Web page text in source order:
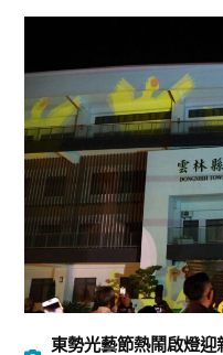
東勢光藝節熱鬧啟燈